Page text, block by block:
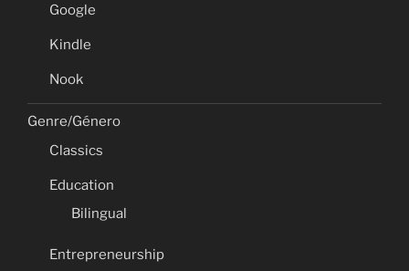
Google
Kindle
Nook
Genre/Género
Classics
Education
Bilingual
Entrepreneurship